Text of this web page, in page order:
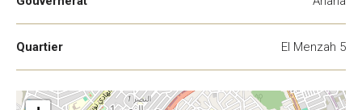
Quartier El Menzah 5